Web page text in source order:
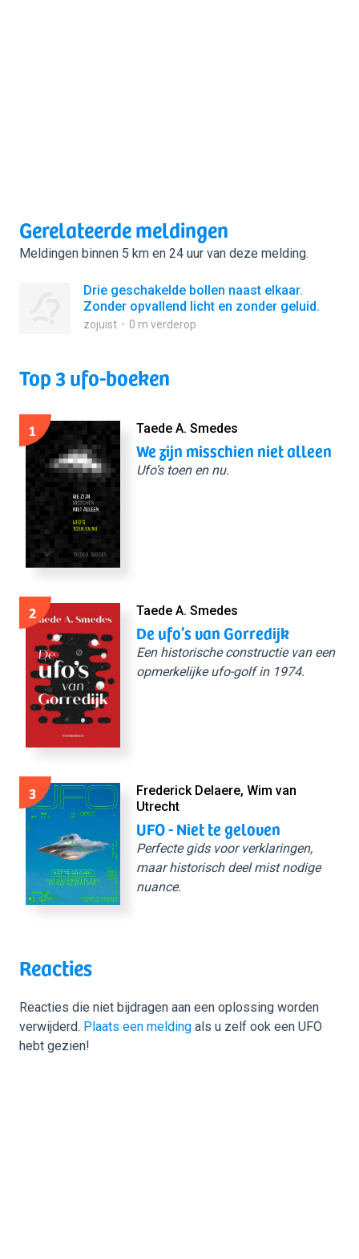
Gerelateerde meldingen
Meldingen binnen 5 km en 24 uur van deze melding.
Drie geschakelde bollen naast elkaar.
Zonder opvallend licht en zonder geluid.
zojuist 0 m verderop
Top 3 ufo-boeken
1 Taede A. Smedes
We zijn misschien niet alleen
Ufo’s toen en nu.
2 Taede A. Smedes
De ufo’s van Gorredijk
Een historische constructie van een
opmerkelijke ufo-golf in 1974.
3
Frederick Delaere, Wim van
Utrecht
UFO - Niet te geloven
Perfecte gids voor verklaringen,
maar historisch deel mist nodige
nuance.
Reacties
Reacties die niet bijdragen aan een oplossing worden
verwijderd. Plaats een melding als u zelf ook een UFO
hebt gezien!